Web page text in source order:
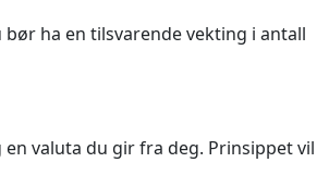
bør ha en tilsvarende vekting i antall
valuta du gir fra deg. Prinsippet vil